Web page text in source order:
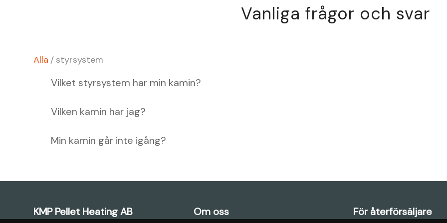
Vanliga frågor och svar
Alla /styrsystem
Vilket styrsystem har min kamin?
Vilken kamin har jag?
Min kamin går inte igång?
KMP Pellet Heating AB Om oss För återförsäljare